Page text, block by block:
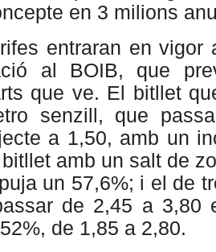
en 3 milions
entraran en vigor
al BOIB, que
que ve. El bitllet
senzill, que
a 1,50, amb un
amb un salt de
un 57,6%; i el de
de 2,45 a 3,80
de 1,85 a 2,80.